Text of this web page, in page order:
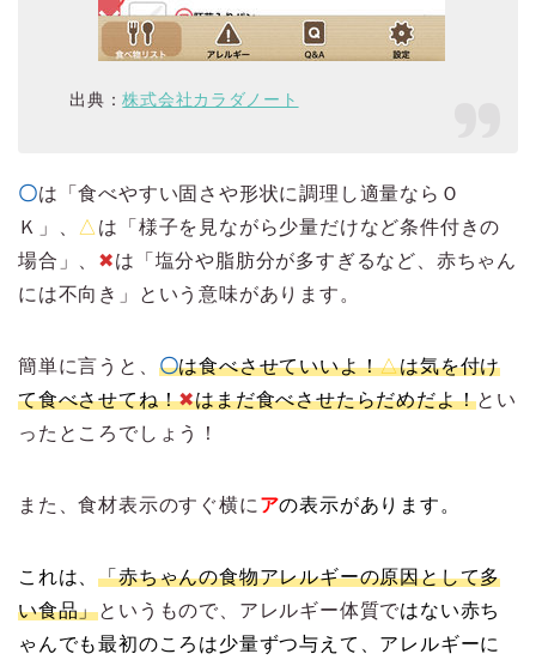
出典：株式会社カラダノート
〇は「食べやすい固さや形状に調理し適量ならＯ
Ｋ」、 △ は「様子を見ながら少量だけなど条件付きの
場合」、 ✖︎は「塩分や脂肪分が多すぎるなど、赤ちゃん
には不向き」という意味があります。
簡単に言うと、 〇は食べさせていいよ！△は気を付け
て食べさせてね！✖︎はまだ食べさせたらだめだよ！とい
ったところでしょう！
また、食材表示のすぐ横に アの表示があります。
これは、「赤ちゃんの食物アレルギーの原因として多
い食品」というもので、アレルギー体質ではない赤ち
ゃんでも最初のころは少量ずつ与えて、アレルギーに